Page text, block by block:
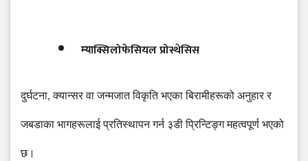
म्याक्सिलोफेसियलप्रोस्थेसिस
दुर्घटना,क्यान्सर वा जन्मजात विकृति भएका बिरामीहरूको अनुहार र
जबडाका भागहरूलाई प्रतिस्थापन गर्न ३डी प्रिन्टिङ्ग महत्वपूर्ण भएको
छ।